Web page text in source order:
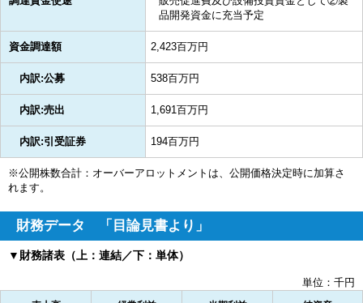
品開発資金に充当予定
資金調達額 2,423百万円
内訳:公募 538百万円
内訳:売出 1,691百万円
内訳:引受証券 194百万円
※公開株数合計：オーバーアロットメントは、公開価格決定時に加算さ
れます。
財務データ 「目論見書より」
▼財務諸表（上：連結／下：単体）
単位：千円